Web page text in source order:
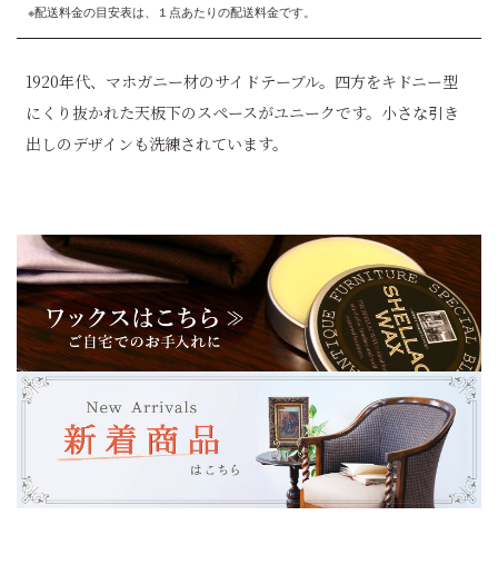
※配送料金の目安表は、１点あたりの配送料金です。
1920年代、マホガニー材のサイドテーブル。四方をキドニー型
にくり抜かれた天板下のスペースがユニークです。小さな引き
出しのデザインも洗練されています。